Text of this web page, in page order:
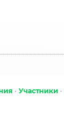
· Участники ·